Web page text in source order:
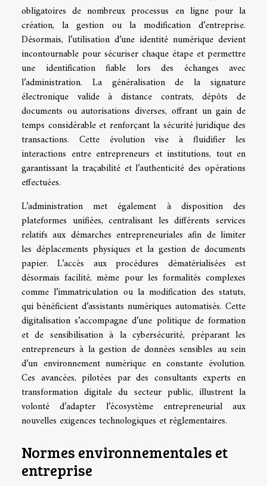
obligatoires de nombreux processus en ligne pour la
création, la gestion ou la modification d’entreprise.
Désormais, l’utilisation d’une identité numérique devient
incontournable pour sécuriser chaque étape et permettre
une identification fiable lors des échanges avec
l’administration. La généralisation de la signature
électronique valide à distance contrats, dépôts de
documents ou autorisations diverses, offrant un gain de
temps considérable et renforçant la sécurité juridique des
transactions. Cette évolution vise à fluidifier les
interactions entre entrepreneurs et institutions, tout en
garantissant la traçabilité et l’authenticité des opérations
effectuées.
L’administration met également à disposition des
plateformes unifiées, centralisant les différents services
relatifs aux démarches entrepreneuriales afin de limiter
les déplacements physiques et la gestion de documents
papier. L’accès aux procédures dématérialisées est
désormais facilité, même pour les formalités complexes
comme l’immatriculation ou la modification des statuts,
qui bénéficient d’assistants numériques automatisés. Cette
digitalisation s’accompagne d’une politique de formation
et de sensibilisation à la cybersécurité, préparant les
entrepreneurs à la gestion de données sensibles au sein
d’un environnement numérique en constante évolution.
Ces avancées, pilotées par des consultants experts en
transformation digitale du secteur public, illustrent la
volonté d’adapter l’écosystème entrepreneurial aux
nouvelles exigences technologiques et réglementaires.
Normes environnementales et
entreprise